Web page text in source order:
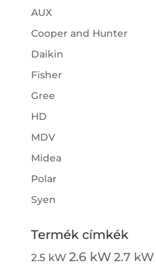
AUX
Cooper and Hunter
Daikin
Fisher
Gree
HD
MDV
Midea
Polar
Syen
Termék címkék
2.5 kW 2.6 kW 2.7 kW